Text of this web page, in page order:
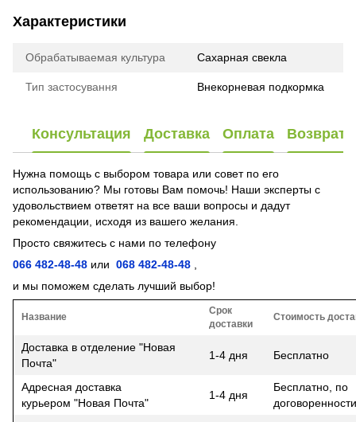
Характеристики
Обрабатываемая культура Сахарная свекла
Тип застосування Внекорневая подкормка
Консультация Доставка Оплата Возврат
Нужна помощь с выбором товара или совет по его
использованию? Мы готовы Вам помочь! Наши эксперты с
удовольствием ответят на все ваши вопросы и дадут
рекомендации, исходя из вашего желания.
Просто свяжитесь с нами по телефону
066 482-48-48 или 068 482-48-48
и мы поможем сделать лучший выбор!
Название
Срок
доставки
Стоимость
Доставка в отделение "Новая
Почта"
1-4 дня Бесплатно
Адресная доставка
курьером "Новая Почта"
1-4 дня
Бесплатно, по
договоренности